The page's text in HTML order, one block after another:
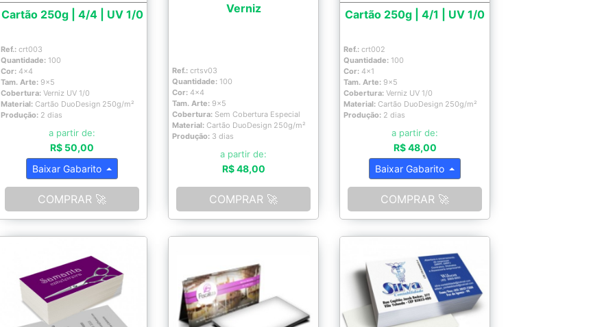
Cartão 250g | 4/4 | UV 1/0
Ref.: crt003
Quantidade: 100
Cor: 4x4
Tam. Arte: 9x5
Cobertura: Verniz UV 1/0
Material: Cartão DuoDesign 250g/m²
Produção: 2 dias
a partir de:
R$ 50,00
Baixar Gabarito
COMPRAR 🚀
Verniz
Ref.: crtsv03
Quantidade: 100
Cor: 4x4
Tam. Arte: 9x5
Cobertura: Sem Cobertura Especial
Material: Cartão DuoDesign 250g/m²
Produção: 3 dias
a partir de:
R$ 48,00
COMPRAR 🚀
Cartão 250g | 4/1 | UV 1/0
Ref.: crt002
Quantidade: 100
Cor: 4x1
Tam. Arte: 9x5
Cobertura: Verniz UV 1/0
Material: Cartão DuoDesign 250g/m²
Produção: 2 dias
a partir de:
R$ 48,00
Baixar Gabarito
COMPRAR 🚀